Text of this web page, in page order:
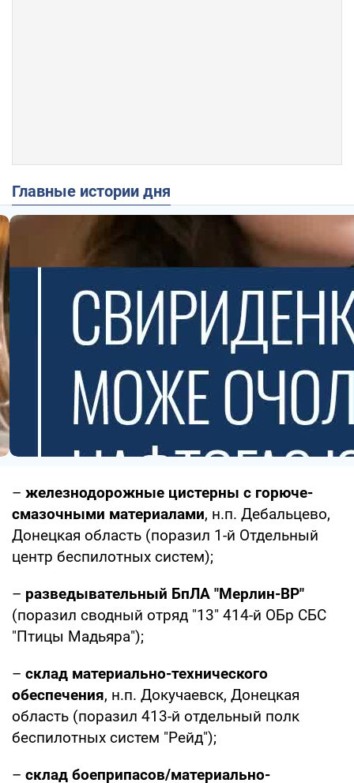
Главные истории дня
– железнодорожные цистерны с горюче-
смазочными материалами, н.п. Дебальцево,
Донецкая область (поразил 1-й Отдельный
центр беспилотных систем);
– разведывательный БпЛА "Мерлин-ВР"
(поразил сводный отряд "13" 414-й ОБр СБС
"Птицы Мадьяра");
– склад материально-технического
обеспечения, н.п. Докучаевск, Донецкая
область (поразил 413-й отдельный полк
беспилотных систем "Рейд");
– склад боеприпасов/материально-